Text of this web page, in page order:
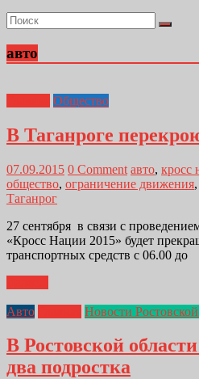
авто
Общество
В Таганроге
07.09.2015 0 Comment авто, кросс
общество, ограничение движения,
Таганрог
27 сентября в связи с
«Кросс Нации 2015» будет
транспортных средств с 06.00 до
Авто Новости
В Ростовской
два подростка